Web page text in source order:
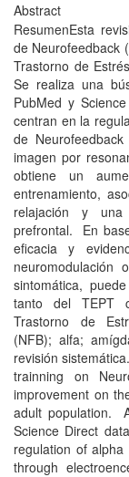
Abstract
ResumenEsta
de Neurofeedback
Trastorno de
Se realiza una
PubMed y
centran en la
de
imagen por
obtiene un
entrenamiento,
relajación y una
prefrontal. En
eficacia y
sintomática,
tanto del TEPT
Trastorno de
(NFB); alfa;
revisión
trainning on
improvement on
adult population.
Science Direct
regulation of
through